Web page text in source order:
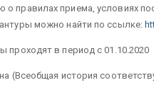
правилах приема, условиях
можно найти по ссылке:
проходят в период с
(Всеобщая история